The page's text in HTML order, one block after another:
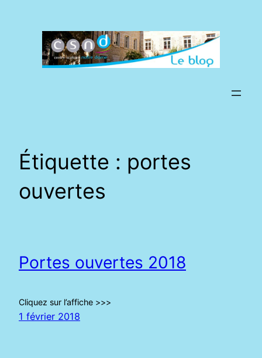
Étiquette : portes
ouvertes
Portes ouvertes 2018
Cliquez sur l’affiche >>>
1 février 2018